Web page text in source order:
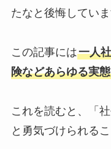
たなと後悔していま
この記事には一人
険などあらゆる実態
これを読むと、「
と勇気づけられる